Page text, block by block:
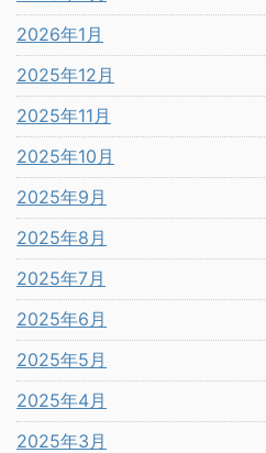
2026年1月
2025年12月
2025年11月
2025年10月
2025年9月
2025年8月
2025年7月
2025年6月
2025年5月
2025年4月
2025年3月